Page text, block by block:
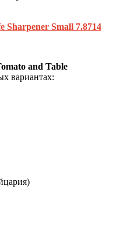
Small 7.8714
and Table
вариантах: